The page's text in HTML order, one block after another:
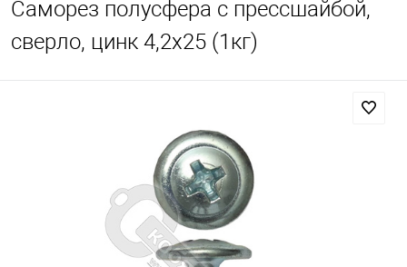
Саморез полусфера с прессшайбой,
сверло, цинк 4,2х25 (1кг)